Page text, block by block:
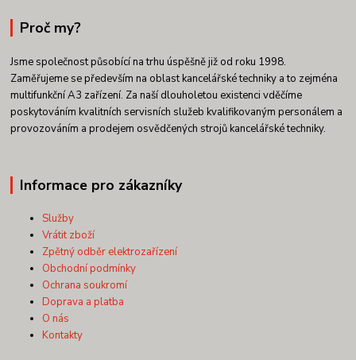
Proč my?
Jsme společnost působící na trhu úspěšně již od roku 1998.
Zaměřujeme se především na oblast kancelářské techniky a to zejména
multifunkční A3 zařízení. Za naší dlouholetou existenci vděčíme
poskytováním kvalitních servisních služeb kvalifikovaným personálem a
provozováním a prodejem osvědčených strojů kancelářské techniky.
Informace pro zákazníky
Služby
Vrátit zboží
Zpětný odběr elektrozařízení
Obchodní podmínky
Ochrana soukromí
Doprava a platba
O nás
Kontakty